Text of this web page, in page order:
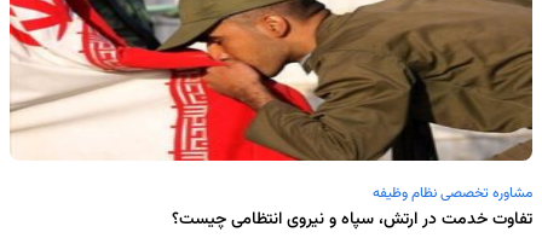
مشاوره تخصصی نظام وظیفه
تفاوت خدمت در ارتش، سپاه و نیروی انتظامی چیست؟